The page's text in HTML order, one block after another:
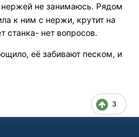
не занимаюсь. Рядом
к ним с нержи, крутит на
станка- нет вопросов.
её забивают песком, и
3